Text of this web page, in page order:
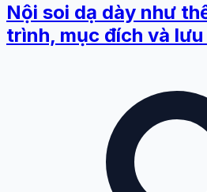
Nội soi dạ dày như
trình, mục đích và lưu